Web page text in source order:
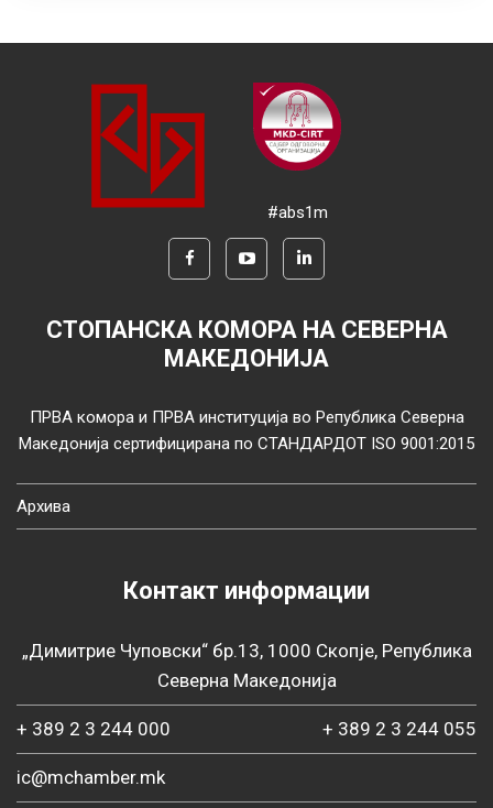
#abs1m
СТОПАНСКА КОМОРА НА СЕВЕРНА
МАКЕДОНИЈА
ПРВА комора и ПРВА институција во Република Северна
Македонија сертифицирана по СТАНДАРДОТ ISO 9001:2015
Архива
Контакт информации
„Димитрие Чуповски“ бр.13, 1000 Скопје, Република
Северна Македонија
+ 389 2 3 244 000 + 389 2 3 244 055
ic@mchamber.mk